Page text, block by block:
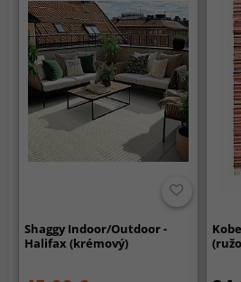
Shaggy Indoor/Outdoor -
Halifax (krémový)